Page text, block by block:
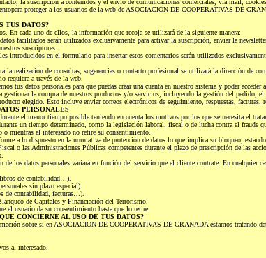
la suscripción a contenidos y el envío de comunicaciones comerciales, vía mail, cookies
proteger a los usuarios de la web de ASOCIACION DE COOPERATIVAS DE
TUS DATOS?
En cada uno de ellos, la información que recoja se utilizará de la siguiente manera:
facilitados serán utilizados exclusivamente para activar la suscripción, enviar la
suscriptores.
introducidos en el formulario para insertar estos comentarios serán utilizados
realización de consultas, sugerencias o contacto profesional se utilizará la dirección de
requiera a través de la web.
tus datos personales para que puedas crear una cuenta en nuestro sistema y poder acceder
gestionar la compra de nuestros productos y/o servicios, incluyendo la gestión del pedido, el
elegido. Esto incluye enviar correos electrónicos de seguimiento, respuestas, facturas,
PERSONALES
el menor tiempo posible teniendo en cuenta los motivos por los que se necesita el
un tiempo determinado, como la legislación laboral, fiscal o de lucha contra el fraude
o mientras el interesado no retire su consentimiento.
a lo dispuesto en la normativa de protección de datos lo que implica su bloqueo,
o las Administraciones Públicas competentes durante el plazo de prescripción de las
los datos personales variará en función del servicio que el cliente contrate. En cualquier
de contabilidad…).
sin plazo especial).
de contabilidad, facturas…).
de Capitales y Financiación del Terrorismo.
el usuario da su consentimiento hasta que lo retire.
CONCIERNE AL USO DE TUS DATOS?
sobre si en ASOCIACION DE COOPERATIVAS DE GRANADA estamos tratando
al interesado.